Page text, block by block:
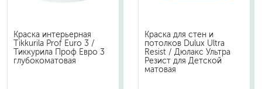
Краска интерьерная
Tikkurila Prof Euro 3 /
Тиккурила Проф Евро 3
глубокоматовая
Краска для стен и
потолков Dulux Ultra
Resist / Дюлакс Ультра
Резист для Детской
матовая